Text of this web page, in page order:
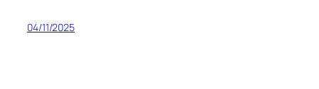
04/11/2025